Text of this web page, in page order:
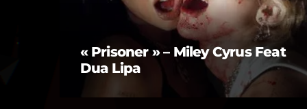
« Prisoner » – Miley Cyrus Feat
Dua Lipa